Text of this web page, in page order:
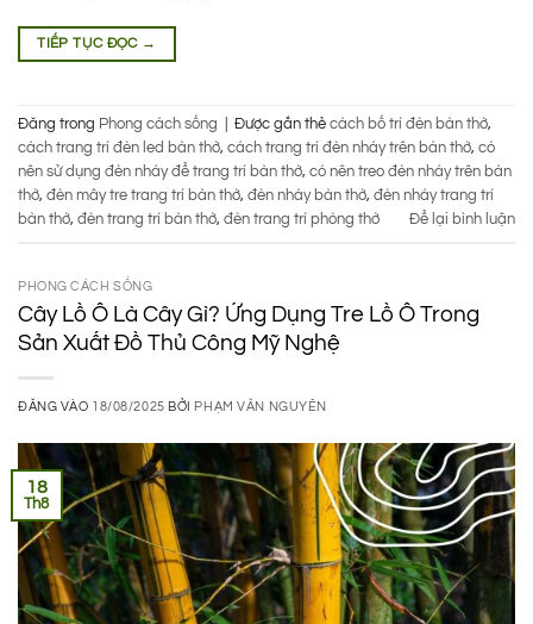
TIẾP TỤC ĐỌC →
Đăng trong Phong cách sống Được gắn thẻ cách bố trí đèn bàn thờ,
cách trang trí đèn led bàn thờ, cách trang trí đèn nháy trên bàn thờ, có
nên sử dụng đèn nháy để trang trí bàn thờ, có nên treo đèn nháy trên bàn
thờ, đèn mây tre trang trí bàn thờ, đèn nháy bàn thờ, đèn nháy trang trí
bàn thờ, đèn trang trí bàn thờ, đèn trang trí phòng thờ Để lại bình luận
PHONG CÁCH SỐNG
Cây Lồ Ô Là Cây Gì? Ứng Dụng Tre Lồ Ô Trong
Sản Xuất Đồ Thủ Công Mỹ Nghệ
ĐĂNG VÀO 18/08/2025 BỞI PHẠM VĂN NGUYÊN
18
Th8